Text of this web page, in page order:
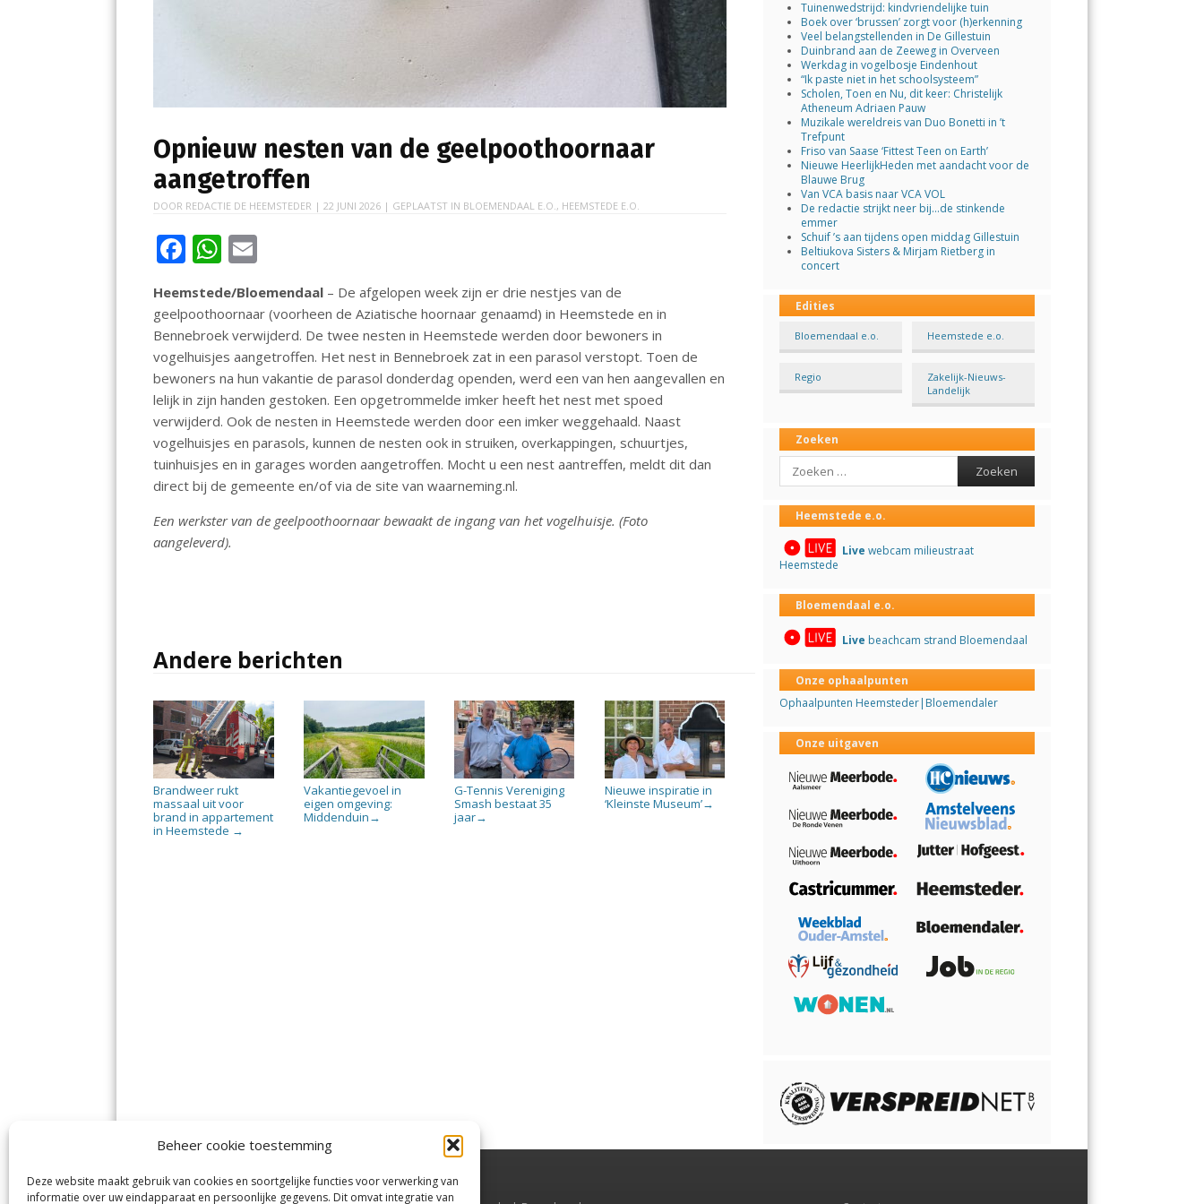
Beheer cookie toestemming
Deze website maakt gebruik van cookies en soortgelijke functies voor verwerking van
informatie over uw eindapparaat en persoonlijke gegevens. Dit omvat integratie van
Opnieuw nesten van de geelpoothoornaar
aangetroffen
DOOR REDACTIE DE HEEMSTEDER |22 JUNI 2026 | GEPLAATST IN BLOEMENDAAL E.O., HEEMSTEDE E.O.
F
e
b
o
o
k
W
at
s
A
p
p
ai
l
Heemstede/Bloemendaal – De afgelopen week zijn er drie nestjes van de
geelpoothoornaar (voorheen de Aziatische hoornaar genaamd) in Heemstede en in
Bennebroek verwijderd. De twee nesten in Heemstede werden door bewoners in
vogelhuisjes aangetroffen. Het nest in Bennebroek zat in een parasol verstopt. Toen de
bewoners na hun vakantie de parasol donderdag openden, werd een van hen aangevallen en
lelijk in zijn handen gestoken. Een opgetrommelde imker heeft het nest met spoed
verwijderd. Ook de nesten in Heemstede werden door een imker weggehaald. Naast
vogelhuisjes en parasols, kunnen de nesten ook in struiken, overkappingen, schuurtjes,
tuinhuisjes en in garages worden aangetroffen. Mocht u een nest aantreffen, meldt dit dan
direct bij de gemeente en/of via de site van waarneming.nl.
Een werkster van de geelpoothoornaar bewaakt de ingang van het vogelhuisje. (Foto
aangeleverd).
Andere berichten
Brandweer rukt
massaal uit voor
brand in appartement
in Heemstede →
Vakantiegevoel in
eigen omgeving:
Middenduin →
G-Tennis Vereniging
Smash bestaat 35
jaar→
Nieuwe inspiratie in
‘Kleinste Museum’→
Tuinenwedstrijd: kindvriendelijke tuin
Boek over ‘brussen’ zorgt voor (h)erkenning
Veel belangstellenden in De Gillestuin
Duinbrand aan de Zeeweg in Overveen
Werkdag in vogelbosje Eindenhout
“Ik paste niet in het schoolsysteem”
Scholen, Toen en Nu, dit keer: Christelijk
Atheneum Adriaen Pauw
Muzikale wereldreis van Duo Bonetti in ’t
Trefpunt
Friso van Saase ‘Fittest Teen on Earth’
Nieuwe HeerlijkHeden met aandacht voor de
Blauwe Brug
Van VCA basis naar VCA VOL
De redactie strijkt neer bij…de stinkende
emmer
Schuif ’s aan tijdens open middag Gillestuin
Beltiukova Sisters & Mirjam Rietberg in
concert
Edities
Bloemendaal e.o. Heemstede e.o.
Regio
Zakelijk-Nieuws-
Landelijk
Zoeken
Search
Heemstede e.o.
Live webcam milieustraat
Heemstede
Bloemendaal e.o.
Live beachcam strand Bloemendaal
Onze ophaalpunten
Ophaalpunten Heemsteder|Bloemendaler
Onze uitgaven